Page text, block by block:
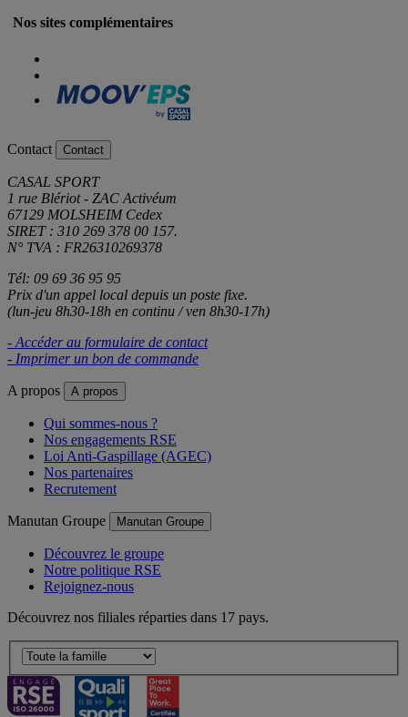
Nos sites complémentaires
Contact Contact
CASAL SPORT
1 rue Blériot - ZAC Activéum
67129 MOLSHEIM Cedex
SIRET : 310 269 378 00 157.
N° TVA : FR26310269378
Tél: 09 69 36 95 95
Prix d'un appel local depuis un poste fixe.
(lun-jeu 8h30-18h en continu / ven 8h30-17h)
- Accéder au formulaire de contact
- Imprimer un bon de commande
A propos A propos
Qui sommes-nous ?
Nos engagements RSE
Loi Anti-Gaspillage (AGEC)
Nos partenaires
Recrutement
Manutan Groupe Manutan Groupe
Découvrez le groupe
Notre politique RSE
Rejoignez-nous
Découvrez nos filiales réparties dans 17 pays.